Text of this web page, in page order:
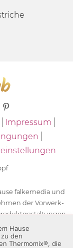
Impressum
falkemedia und
der Vorwerk-
der Unternehmen
die Zeichen TM5®,
Hause
den
Thermomix®, die